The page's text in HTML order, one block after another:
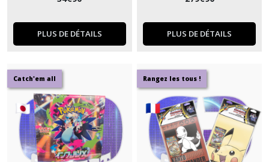
PLUS DE DÉTAILS PLUS DE DÉTAILS
Catch'em all Rangez les tous !